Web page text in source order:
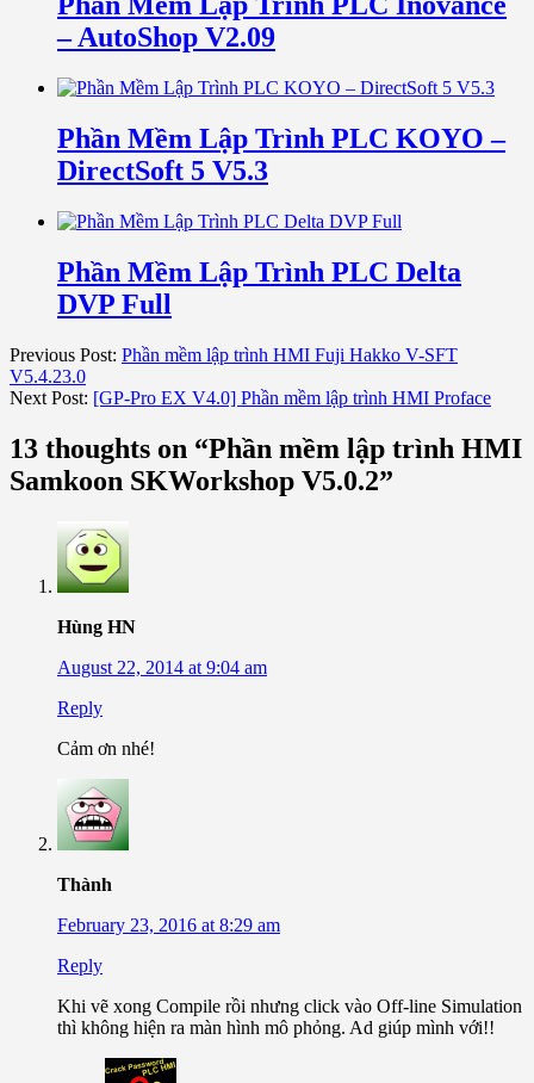
– AutoShop V2.09
Phần Mềm Lập Trình PLC KOYO –
DirectSoft 5 V5.3
Phần Mềm Lập Trình PLC Delta
DVP Full
Previous Post: Phần mềm lập trình HMI Fuji Hakko V-SFT
V5.4.23.0
Next Post: [GP-Pro EX V4.0] Phần mềm lập trình HMI Proface
13 thoughts on “Phần mềm lập trình HMI
Samkoon SKWorkshop V5.0.2”
Hùng HN
August 22, 2014 at 9:04 am
Reply
Cảm ơn nhé!
Thành
February 23, 2016 at 8:29 am
Reply
Khi vẽ xong Compile rồi nhưng click vào Off-line Simulation
thì không hiện ra màn hình mô phỏng. Ad giúp mình với!!